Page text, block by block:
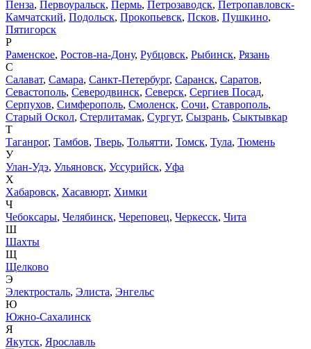
Пенза, Первоуральск, Пермь, Петрозаводск, Петропавловск-
Камчатский, Подольск, Прокопьевск, Псков, Пушкино,
Пятигорск
Р
Раменское, Ростов-на-Дону, Рубцовск, Рыбинск, Рязань
С
Салават, Самара, Санкт-Петербург, Саранск, Саратов,
Севастополь, Северодвинск, Северск, Сергиев Посад,
Серпухов, Симферополь, Смоленск, Сочи, Ставрополь,
Старый Оскол, Стерлитамак, Сургут, Сызрань, Сыктывкар
Т
Таганрог, Тамбов, Тверь, Тольятти, Томск, Тула, Тюмень
У
Улан-Удэ, Ульяновск, Уссурийск, Уфа
Х
Хабаровск, Хасавюрт, Химки
Ч
Чебоксары, Челябинск, Череповец, Черкесск, Чита
Ш
Шахты
Щ
Щелково
Э
Электросталь, Элиста, Энгельс
Ю
Южно-Сахалинск
Я
Якутск, Ярославль